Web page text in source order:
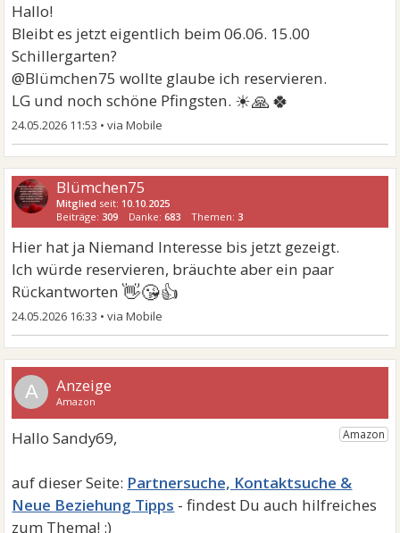
Hallo!
Bleibt es jetzt eigentlich beim 06.06. 15.00
Schillergarten?
@Blümchen75 wollte glaube ich reservieren.
LG und noch schöne Pfingsten. ☀🙏🍀
24.05.2026 11:53 •
Blümchen75
Mitglied seit: 10.10.2025
Beiträge:309 Danke:683 Themen:3
Hier hat ja Niemand Interesse bis jetzt gezeigt.
Ich würde reservieren, bräuchte aber ein paar
Rückantworten👋😘👍
24.05.2026 16:33 •
A
Partnersuche, Kontaktsuche &
Neue Beziehung Tipps